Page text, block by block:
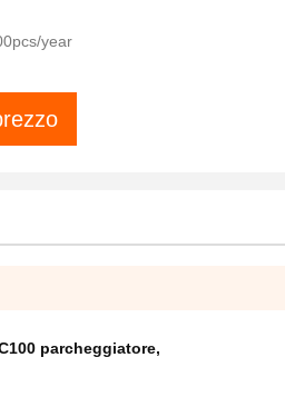
year
parcheggiatore,